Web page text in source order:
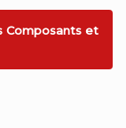
Composants et